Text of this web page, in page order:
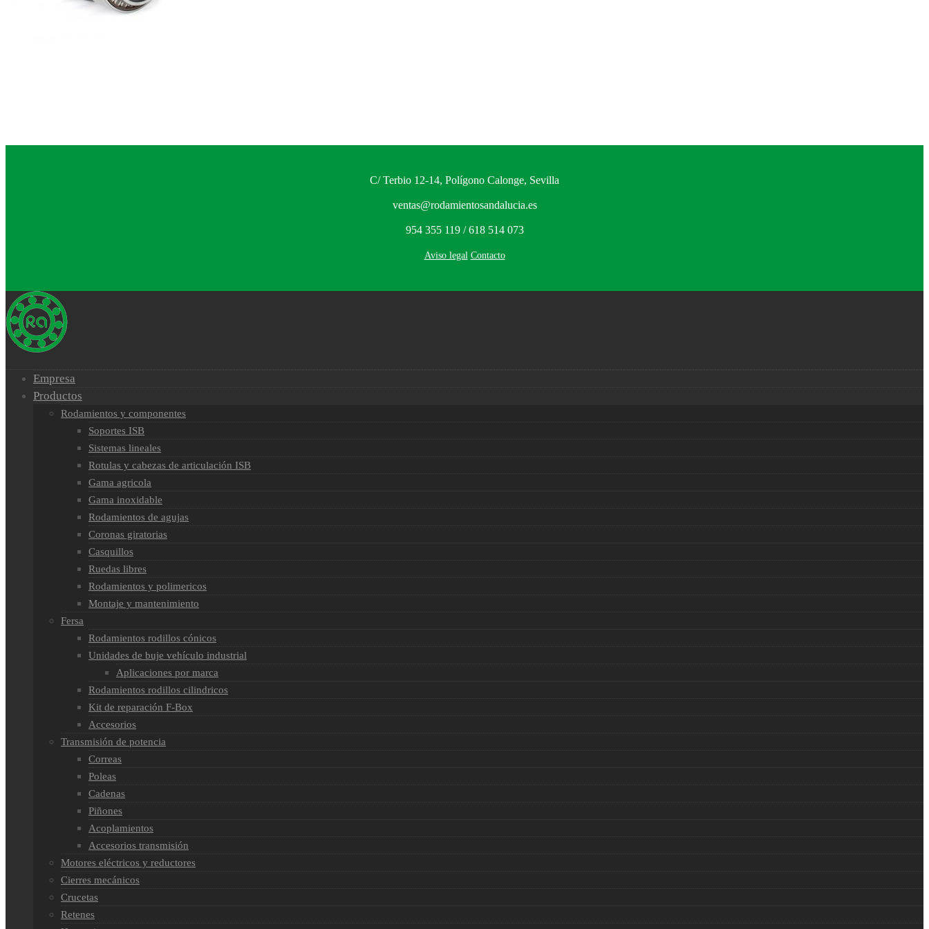
C/ Terbio 12-14, Polígono Calonge, Sevilla
ventas@rodamientosandalucia.es
954 355 119 / 618 514 073
Aviso legal Contacto
Empresa
Productos
Rodamientos y componentes
Soportes ISB
Sistemas lineales
Rotulas y cabezas de articulación ISB
Gama agricola
Gama inoxidable
Rodamientos de agujas
Coronas giratorias
Casquillos
Ruedas libres
Rodamientos y polimericos
Montaje y mantenimiento
Fersa
Rodamientos rodillos cónicos
Unidades de buje vehículo industrial
Aplicaciones por marca
Rodamientos rodillos cilindricos
Kit de reparación F-Box
Accesorios
Transmisión de potencia
Correas
Poleas
Cadenas
Piñones
Acoplamientos
Accesorios transmisión
Motores eléctricos y reductores
Cierres mecánicos
Crucetas
Retenes